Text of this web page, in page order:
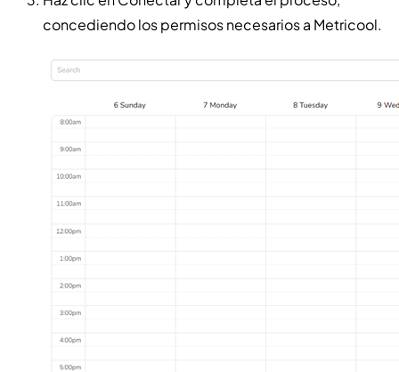
concediendo los permisos necesarios a Metricool.